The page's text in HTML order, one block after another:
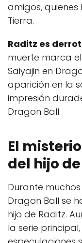
amigos,
Tierra.
Raditz es
muerte marca
Saiyajin en
aparición en la
impresión
Dragon Ball.
El
del hijo
Durante
Dragon Ball se
hijo de Raditz.
la serie